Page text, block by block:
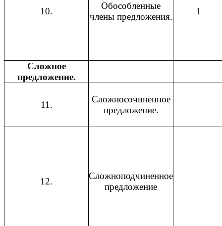
10.
Обособленные
члены предложения.
1
Сложное
предложение.
11.
Сложносочиненное
предложение.
12.
Сложноподчиненное
предложение